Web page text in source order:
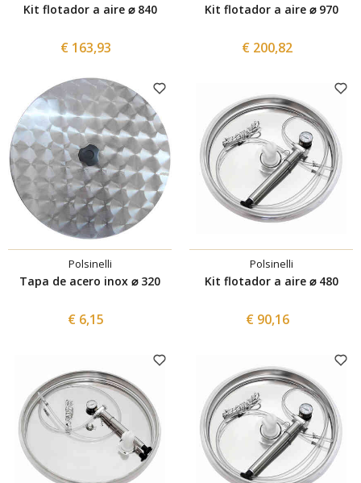
Kit flotador a aire ⌀ 840
€ 163,93
Kit flotador a aire ⌀ 970
€ 200,82
Polsinelli
Tapa de acero inox ⌀ 320
€ 6,15
Polsinelli
Kit flotador a aire ⌀ 480
€ 90,16